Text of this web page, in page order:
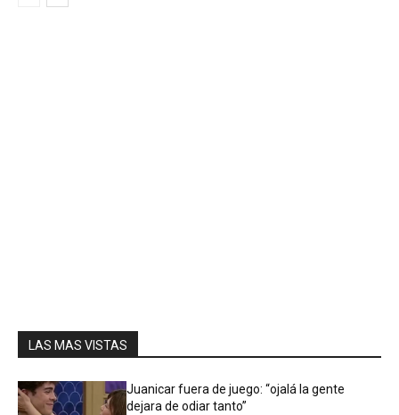
LAS MAS VISTAS
Juanicar fuera de juego: “ojalá la gente
dejara de odiar tanto”